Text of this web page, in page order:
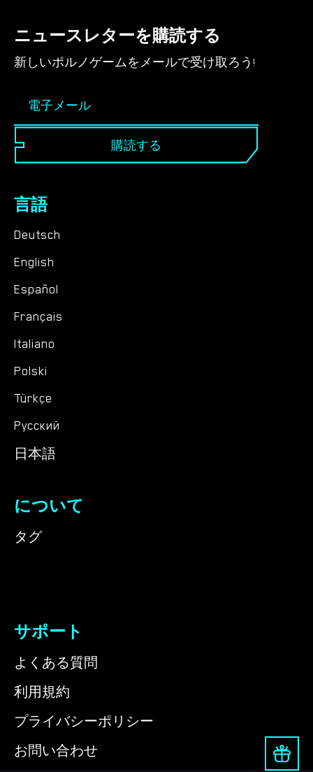
ニュースレターを購読する
新しいポルノゲームをメールで受け取ろう!
購読する
言語
Deutsch
English
Español
Français
Italiano
Polski
Türkçe
Русский
日本語
について
タグ
サポート
よくある質問
利用規約
プライバシーポリシー
お問い合わせ